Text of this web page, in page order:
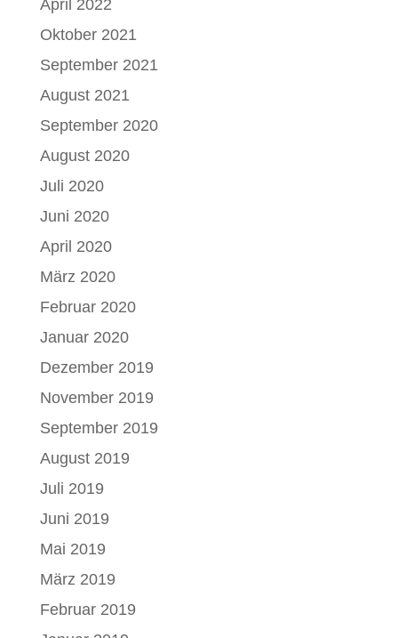
April 2022
Oktober 2021
September 2021
August 2021
September 2020
August 2020
Juli 2020
Juni 2020
April 2020
März 2020
Februar 2020
Januar 2020
Dezember 2019
November 2019
September 2019
August 2019
Juli 2019
Juni 2019
Mai 2019
März 2019
Februar 2019